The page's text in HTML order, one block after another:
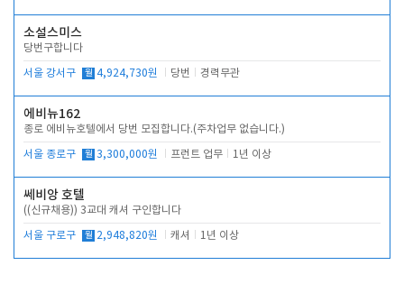
소설스미스
당번구합니다
서울 강서구 월 4,924,730원 당번 경력무관
에비뉴162
종로 에비뉴호텔에서 당번 모집합니다.(주차업무 없습니다.)
서울 종로구 월 3,300,000원 프런트 업무 1년 이상
쎄비앙 호텔
((신규채용)) 3교대 캐셔 구인합니다
서울 구로구 월 2,948,820원 캐셔 1년 이상